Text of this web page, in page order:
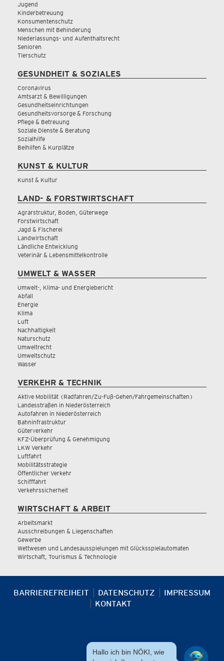
Jugend
Kinderbetreuung
Konsumentenschutz
Menschen mit Behinderung
Niederlassungs- und Aufenthaltsrecht
Senioren
Tierschutz
GESUNDHEIT & SOZIALES
Coronavirus
Amtsarzt & Bewilligungen
Gesundheitseinrichtungen
Gesundheitsvorsorge & Forschung
Pflege & Betreuung
Soziale Dienste & Beratung
Sozialhilfe
Beihilfen & Kurplätze
KUNST & KULTUR
Kunst & Kultur
LAND- & FORSTWIRTSCHAFT
Agrarstruktur, Boden, Güterwege
Forstwirtschaft
Jagd & Fischerei
Landwirtschaft
Ländliche Entwicklung
Veterinär & Lebensmittelkontrolle
UMWELT & WASSER
Umwelt-, Klima- und Energiebericht
Abfall
Energie
Klima
Luft
Nachhaltigkeit
Naturschutz
Umweltrecht
Umweltschutz
Wasser
VERKEHR & TECHNIK
Aktive Mobilität (Radfahren/Zu-Fuß-Gehen/Fahrgemeinschaften)
Landesstraßen in Niederösterreich
Autofahren in Niederösterreich
Bahninfrastruktur
Güterverkehr
KFZ-Überprüfung & Genehmigung
LKW Verkehr
Luftfahrt
Mobilitätsstrategie
Öffentlicher Verkehr
Schifffahrt
Verkehrssicherheit
WIRTSCHAFT & ARBEIT
Arbeitsmarkt
Ausschreibungen & Liegenschaften
Gewerbe
Wettwesen und Landesausspielungen mit Glücksspielautomaten
Wirtschaft, Tourismus & Technologie
BARRIEREFREIHEIT DATENSCHUTZ
IMPRESSUM
KONTAKT
Hallo ich bin NÖKI, wie